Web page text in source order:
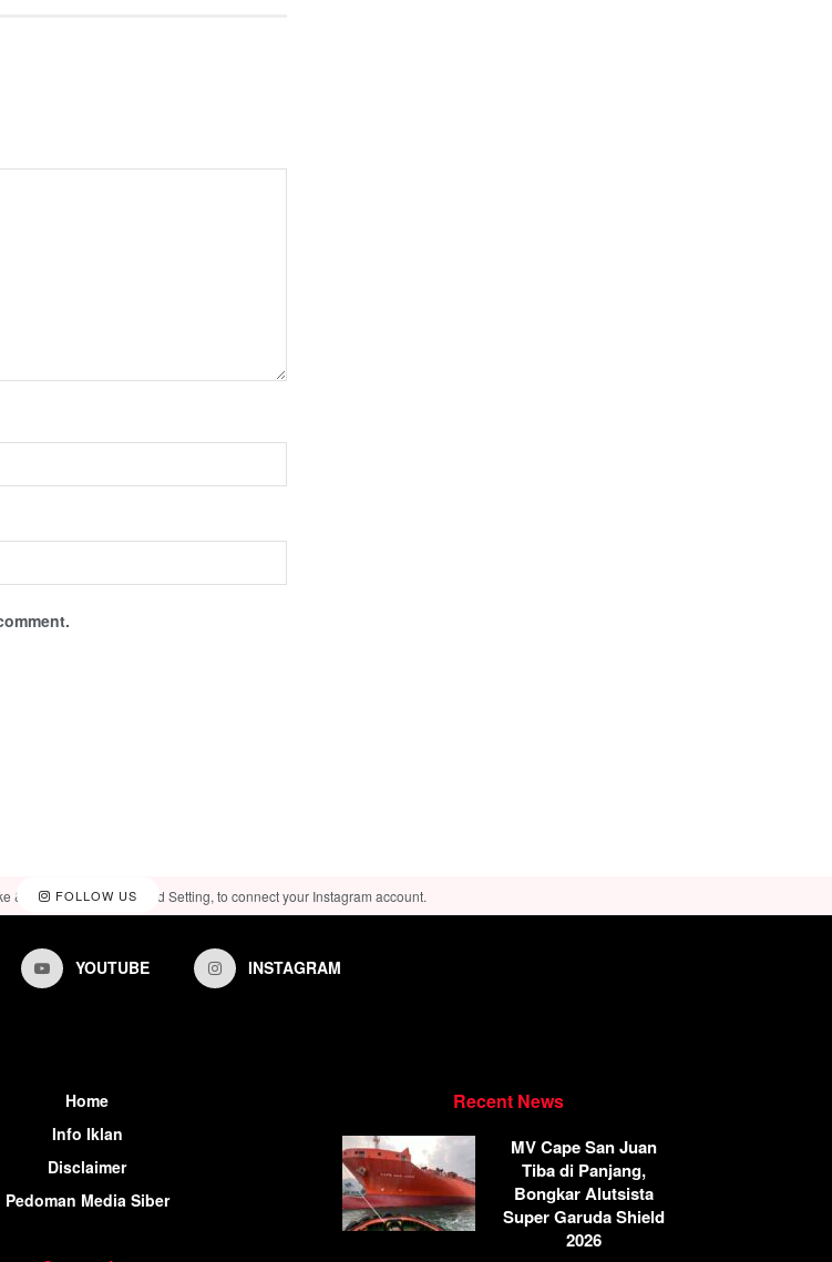
FOLLOW US
& View > Instagram Feed Setting, to connect your Instagram account.
YOUTUBE INSTAGRAM
Home
Info Iklan
Disclaimer
Pedoman Media Siber
Recent News
MV Cape San Juan
Tiba di Panjang,
Bongkar Alutsista
Super Garuda Shield
2026